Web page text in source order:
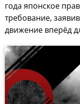
года японское
требование,
движение вперёд